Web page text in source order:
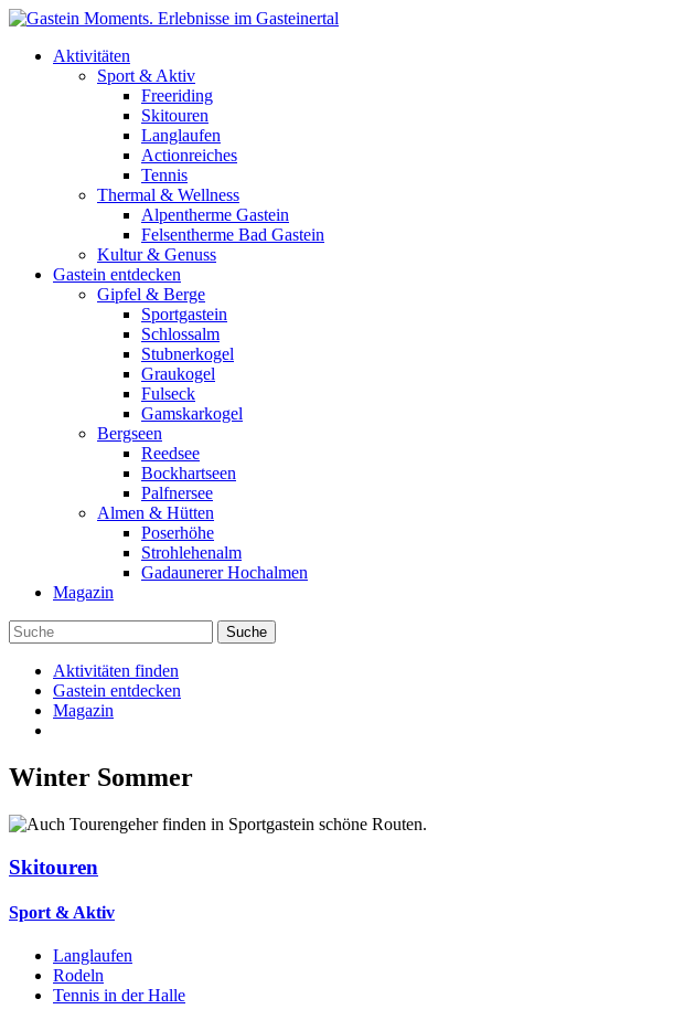
Direkt zum Inhalt
Aktivitäten
Sport & Aktiv
Freeriding
Skitouren
Langlaufen
Actionreiches
Tennis
Thermal & Wellness
Alpentherme Gastein
Felsentherme Bad Gastein
Kultur & Genuss
Gastein entdecken
Gipfel & Berge
Sportgastein
Schlossalm
Stubnerkogel
Graukogel
Fulseck
Gamskarkogel
Bergseen
Reedsee
Bockhartseen
Palfnersee
Almen & Hütten
Poserhöhe
Strohlehenalm
Gadaunerer Hochalmen
Magazin
Aktivitäten finden
Gastein entdecken
Magazin
Winter Sommer
Skitouren
Sport & Aktiv
Langlaufen
Rodeln
Tennis in der Halle